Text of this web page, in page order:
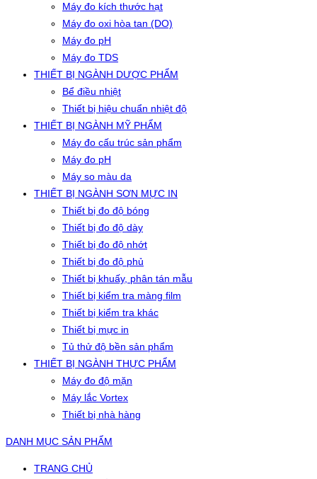
Máy đo kích thước hạt
Máy đo oxi hòa tan (DO)
Máy đo pH
Máy đo TDS
THIẾT BỊ NGÀNH DƯỢC PHẨM
Bể điều nhiệt
Thiết bị hiệu chuẩn nhiệt độ
THIẾT BỊ NGÀNH MỸ PHẨM
Máy đo cấu trúc sản phẩm
Máy đo pH
Máy so màu da
THIẾT BỊ NGÀNH SƠN MỰC IN
Thiết bị đo độ bóng
Thiết bị đo độ dày
Thiết bị đo độ nhớt
Thiết bị đo độ phủ
Thiết bị khuấy, phân tán mẫu
Thiết bị kiểm tra màng film
Thiết bị kiểm tra khác
Thiết bị mực in
Tủ thử độ bền sản phẩm
THIẾT BỊ NGÀNH THỰC PHẨM
Máy đo độ mặn
Máy lắc Vortex
Thiết bị nhà hàng
DANH MỤC SẢN PHẨM
TRANG CHỦ